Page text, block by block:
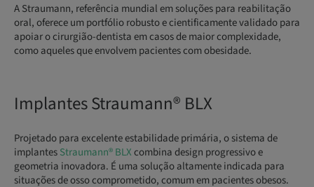
A Straumann, referência mundial em soluções para reabilitação
oral, oferece um portfólio robusto e cientificamente validado para
apoiar o cirurgião-dentista em casos de maior complexidade,
como aqueles que envolvem pacientes com obesidade.
Implantes Straumann® BLX
Projetado para excelente estabilidade primária, o sistema de
implantesStraumann® BLXcombina design progressivo e
geometria inovadora. É uma solução altamente indicada para
situações de osso comprometido, comum em pacientes obesos.